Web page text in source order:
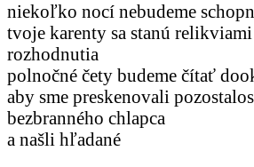
niekoľko nocí nebudeme
tvoje karenty sa stanú
rozhodnutia
polnočné čety budeme čítať
aby sme preskenovali
bezbranného chlapca
a našli hľadané